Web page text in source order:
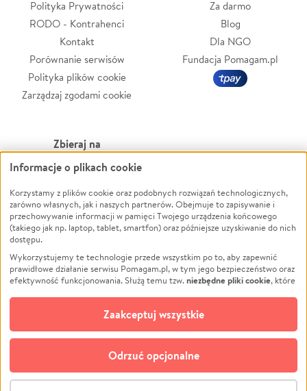
Polityka Prywatności
RODO - Kontrahenci
Kontakt
Porównanie serwisów
Polityka plików cookie
Zarządzaj zgodami cookie
Za darmo
Blog
Dla NGO
Fundacja Pomagam.pl
Zbieraj na
Leczenie
Zwierzęta
Pożar
Ukraina
Pomoc Finansowa
Projekty
Pogrzeb
Społeczność lokalna
Kultura
Powódź
Wichura
NGO
Edukacja
Podróż
Impreza
Ochrona środowiska
Biznes
© CROWDING SP. Z O.O.
Informacje o plikach cookie
Korzystamy z plików cookie oraz podobnych rozwiązań technologicznych,
zarówno własnych, jak i naszych partnerów. Obejmuje to zapisywanie i
przechowywanie informacji w pamięci Twojego urządzenia końcowego
(takiego jak np. laptop, tablet, smartfon) oraz późniejsze uzyskiwanie do nich
dostępu.
Wykorzystujemy te technologie przede wszystkim po to, aby zapewnić
prawidłowe działanie serwisu Pomagam.pl, w tym jego bezpieczeństwo oraz
efektywność funkcjonowania. Służą temu tzw.niezbędne pliki cookie, które
opcjonalnych plików cookie
technologii do celów analitycznych i retargetingowych. Możesz wyrazić
zgodę na ich stosowanie lub jej odmówić. W dowolnym momencie masz
możliwość zmiany swoich preferencji na stronie „Zarządzaj zgodami cookie”,
do której link znajdziesz w stopce serwisu Pomagam.pl. Opcjonalne pliki
cookie wykorzystywane są w następujących celach:
Odrzuć opcjonalne
Zaakceptuj wszystkie